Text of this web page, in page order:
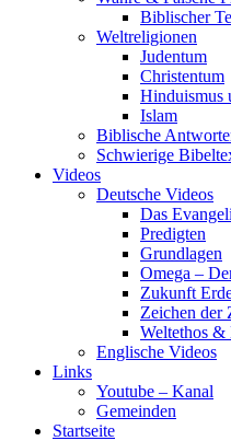
Biblischer
Weltreligionen
Judentum
Christentum
Hinduismus
Islam
Biblische
Schwierige
Videos
Deutsche Videos
Das
Predigten
Grundlagen
Omega –
Zukunft
Zeichen der
Weltethos
Englische Videos
Links
Youtube – Kanal
Gemeinden
Startseite